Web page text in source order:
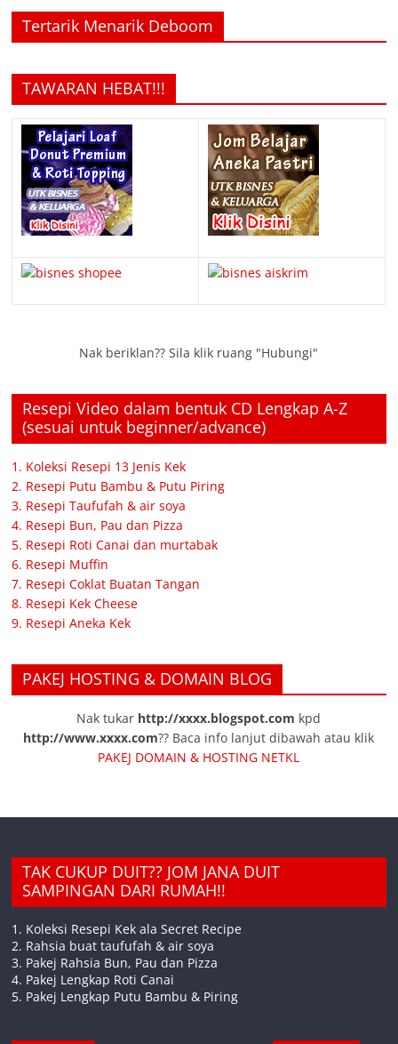
Tertarik Menarik Deboom
TAWARAN HEBAT!!!
Nak beriklan?? Sila klik ruang "Hubungi"
Resepi Video dalam bentuk CD Lengkap A-Z
(sesuai untuk beginner/advance)
1. Koleksi Resepi 13 Jenis Kek
2. Resepi Putu Bambu & Putu Piring
3. Resepi Taufufah & air soya
4. Resepi Bun, Pau dan Pizza
5. Resepi Roti Canai dan murtabak
6. Resepi Muffin
7. Resepi Coklat Buatan Tangan
8. Resepi Kek Cheese
9. Resepi Aneka Kek
PAKEJ HOSTING & DOMAIN BLOG
Nak tukar http://xxxx.blogspot.com kpd
http://www.xxxx.com?? Baca info lanjut dibawah atau klik
PAKEJ DOMAIN & HOSTING NETKL
TAK CUKUP DUIT?? JOM JANA DUIT
SAMPINGAN DARI RUMAH!!
1. Koleksi Resepi Kek ala Secret Recipe
2. Rahsia buat taufufah & air soya
3. Pakej Rahsia Bun, Pau dan Pizza
4. Pakej Lengkap Roti Canai
5. Pakej Lengkap Putu Bambu & Piring